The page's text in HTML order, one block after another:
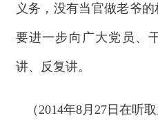
义务，没有当官做老爷
要进一步向广大党员、
讲、反复讲。
（2014年8月27日在听